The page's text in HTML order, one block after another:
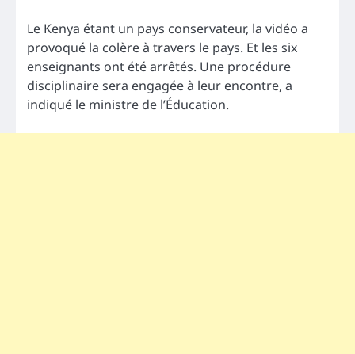
Le Kenya étant un pays conservateur, la vidéo a
provoqué la colère à travers le pays. Et les six
enseignants ont été arrêtés. Une procédure
disciplinaire sera engagée à leur encontre, a
indiqué le ministre de l’Éducation.